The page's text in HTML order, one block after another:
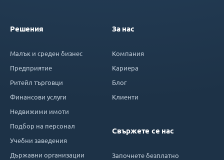
Решения
Малък и среден бизнес
Предприятие
Ритейл търговци
Финансови услуги
Недвижими имоти
Подбор на персонал
Учебни заведения
Държавни организации
За нас
Компания
Кариера
Блог
Клиенти
Свържете се нас
Започнете безплатно